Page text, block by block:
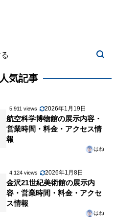
人気記事
5,911 views 2026年1月19日
航空科学博物館の展示内容・
営業時間・料金・アクセス情
報
はね
4,124 views 2026年1月8日
金沢21世紀美術館の展示内
容・営業時間・料金・アクセ
ス情報
はね